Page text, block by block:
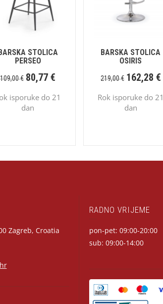
STOLICA
PERSEO
109,00€ 80,77€
isporuke do 21
dan
BARSKA STOLICA
OSIRIS
219,00€ 162,28 €
Rok isporuke do 21
dan
Zagreb, Croatia
RADNO VRIJEME
pon-pet: 09:00-20:00
sub: 09:00-14:00